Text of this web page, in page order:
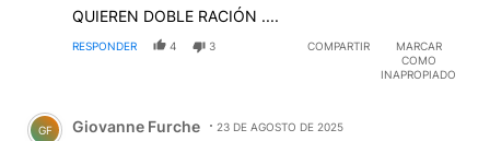
QUIEREN DOBLE RACIÓN ....
RESPONDER 4 3 COMPARTIR
MARCAR
COMO
INAPROPIADO
Comentario de Giovanne Furche.
GF Giovanne Furche 23 DE AGOSTO DE 2025